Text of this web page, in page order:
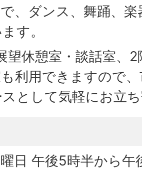
、ダンス、舞踊、
す。
望休憩室・談話室、
利用できますので
として気軽にお立
日 午後5時半から午